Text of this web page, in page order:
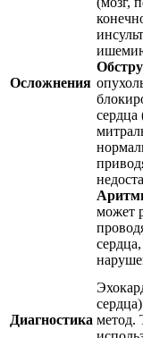
Осложнения
сердца
может
Диагностика метод.